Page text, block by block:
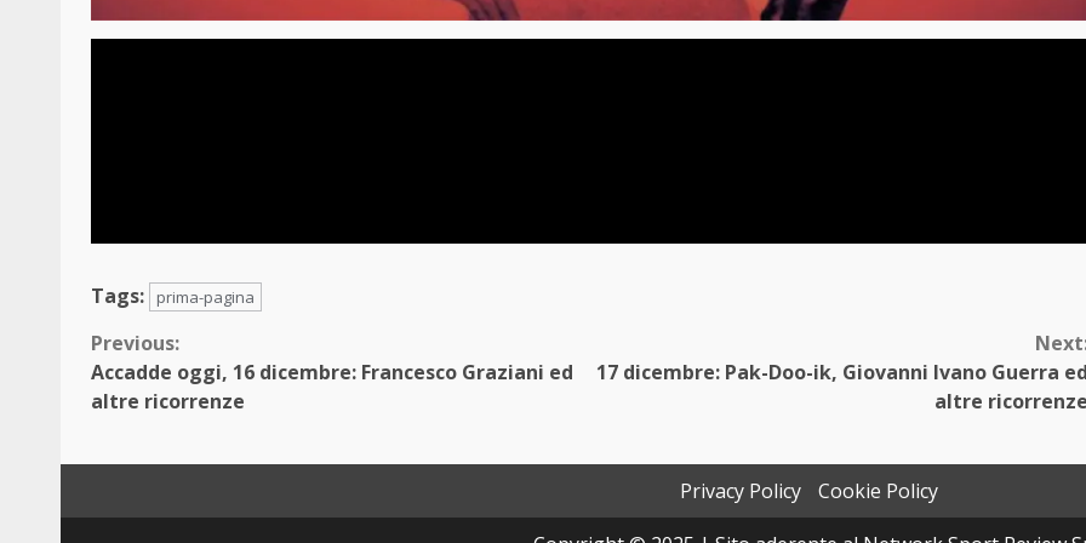
Tags: prima-pagina
Continue
Reading
Previous:
Accadde oggi, 16 dicembre: Francesco Graziani ed
altre ricorrenze
17 dicembre: Pak-Doo-ik, Giovanni Ivano Guerra ed
altre ricorrenze
Privacy Policy
Cookie Policy